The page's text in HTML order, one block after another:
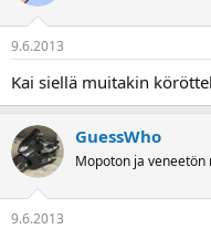
9.6.2013
Kai siellä muitakin
GuessWho
Mopoton ja veneetön
9.6.2013